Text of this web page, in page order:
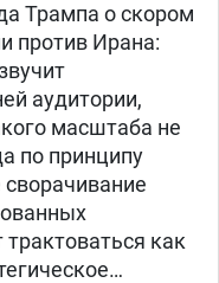
Трампа о скором
против Ирана:
аудитории,
масштаба не
по принципу
как